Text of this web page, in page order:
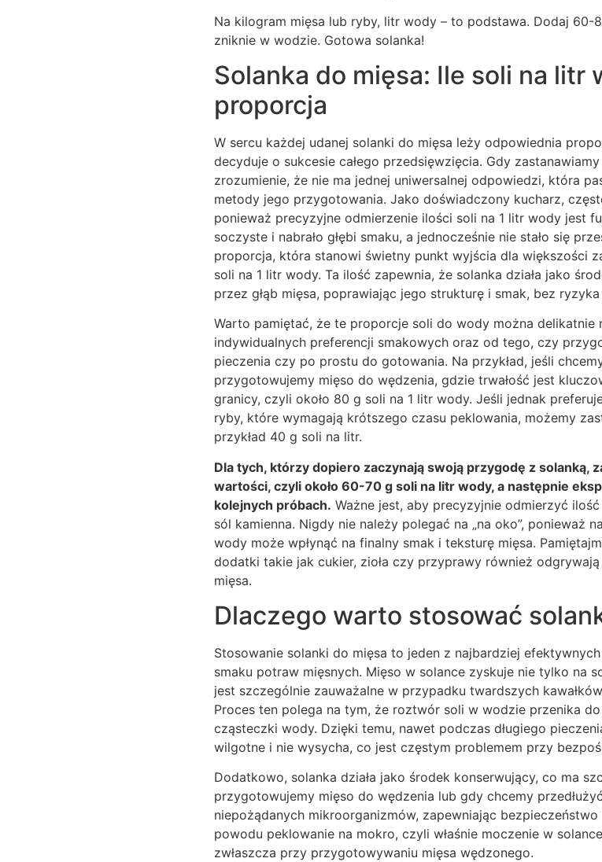
Na kilogram mięsa lub ryby, litr wody – to podstawa. Dodaj 60-
zniknie w wodzie. Gotowa solanka!
Solanka do mięsa: Ile soli na litr
proporcja
W sercu każdej udanej solanki do mięsa leży odpowiednia
decyduje o sukcesie całego przedsięwzięcia. Gdy
zrozumienie, że nie ma jednej uniwersalnej odpowiedzi, która
metody jego przygotowania. Jako doświadczony kucharz,
ponieważ precyzyjne odmierzenie ilości soli na 1 litr wody jest
soczyste i nabrało głębi smaku, a jednocześnie nie stało się
proporcja, która stanowi świetny punkt wyjścia dla większości
soli na 1 litr wody. Ta ilość zapewnia, że solanka działa jako
przez głąb mięsa, poprawiając jego strukturę i smak, bez
Warto pamiętać, że te proporcje soli do wody można
indywidualnych preferencji smakowych oraz od tego, czy
pieczenia czy po prostu do gotowania. Na przykład, jeśli
przygotowujemy mięso do wędzenia, gdzie trwałość jest
granicy, czyli około 80 g soli na 1 litr wody. Jeśli jednak
ryby, które wymagają krótszego czasu peklowania, możemy
przykład 40 g soli na litr.
Dla tych, którzy dopiero zaczynają swoją przygodę z solanką,
wartości, czyli około 60-70 g soli na litr wody, a następnie
kolejnych próbach. Ważne jest, aby precyzyjnie odmierzyć
sól kamienna. Nigdy nie należy polegać na „na oko”, ponieważ
wody może wpłynąć na finalny smak i teksturę mięsa.
dodatki takie jak cukier, zioła czy przyprawy również
mięsa.
Dlaczego warto stosować
Stosowanie solanki do mięsa to jeden z najbardziej
smaku potraw mięsnych. Mięso w solance zyskuje nie tylko na
jest szczególnie zauważalne w przypadku twardszych
Proces ten polega na tym, że roztwór soli w wodzie przenika
cząsteczki wody. Dzięki temu, nawet podczas długiego
wilgotne i nie wysycha, co jest częstym problemem przy
Dodatkowo, solanka działa jako środek konserwujący, co ma
przygotowujemy mięso do wędzenia lub gdy chcemy
niepożądanych mikroorganizmów, zapewniając bezpieczeństwo
powodu peklowanie na mokro, czyli właśnie moczenie w
zwłaszcza przy przygotowywaniu mięsa wędzonego.